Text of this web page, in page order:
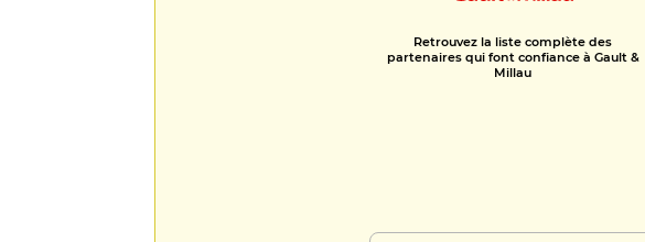
Retrouvez la liste complète des
partenaires qui font confiance à Gault &
Millau